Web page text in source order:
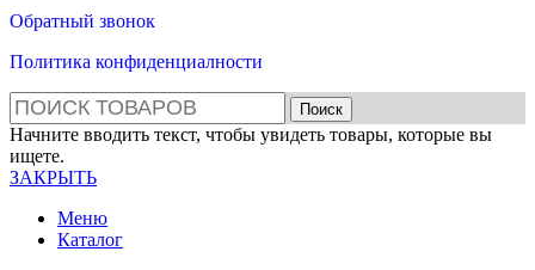
Обратный звонок
Политика конфиденциалности
Поиск
Начните вводить текст, чтобы увидеть товары, которые вы
ищете.
ЗАКРЫТЬ
Меню
Каталог